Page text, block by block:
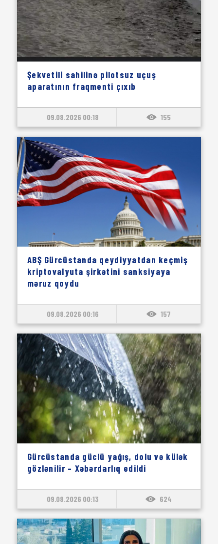
Şekvetili sahilinə pilotsuz uçuş
aparatının fraqmenti çıxıb
09.08.2026 00:18 155
ABŞ Gürcüstanda qeydiyyatdan keçmiş
kriptovalyuta şirkətini sanksiyaya
məruz qoydu
09.08.2026 00:16 157
Gürcüstanda güclü yağış, dolu və külək
gözlənilir – Xəbərdarlıq edildi
09.08.2026 00:13 624